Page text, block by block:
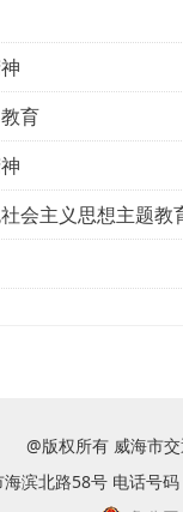
育
会主义思想主题教
@版权所有 威海市
滨北路58号 电话号